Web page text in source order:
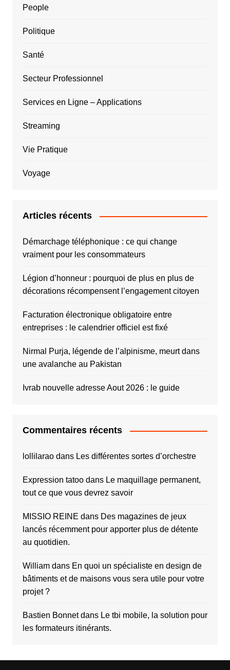
People
Politique
Santé
Secteur Professionnel
Services en Ligne – Applications
Streaming
Vie Pratique
Voyage
Articles récents
Démarchage téléphonique : ce qui change
vraiment pour les consommateurs
Légion d’honneur : pourquoi de plus en plus de
décorations récompensent l’engagement citoyen
Facturation électronique obligatoire entre
entreprises : le calendrier officiel est fixé
Nirmal Purja, légende de l’alpinisme, meurt dans
une avalanche au Pakistan
Ivrab nouvelle adresse Aout 2026 : le guide
Commentaires récents
lollilaraodans Les différentes sortes d’orchestre
Expression tatoodans Le maquillage permanent,
tout ce que vous devrez savoir
MISSIO REINE dans Des magazines de jeux
lancés récemment pour apporter plus de détente
au quotidien.
Williamdans En quoi un spécialiste en design de
bâtiments et de maisons vous sera utile pour votre
projet ?
Bastien Bonnetdans Le tbi mobile, la solution pour
les formateurs itinérants.